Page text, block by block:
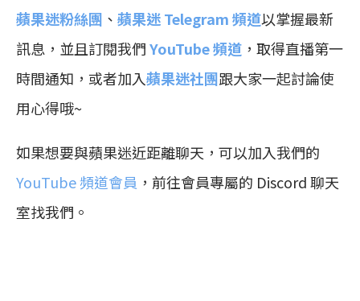
蘋果迷粉絲團 、 蘋果迷 Telegram 頻道以掌握最新
訊息，並且訂閱我們YouTube 頻道 ，取得直播第一
時間通知，或者加入蘋果迷社團跟大家一起討論使
用心得哦~
如果想要與蘋果迷近距離聊天，可以加入我們的
YouTube 頻道會員 ，前往會員專屬的 Discord 聊天
室找我們。